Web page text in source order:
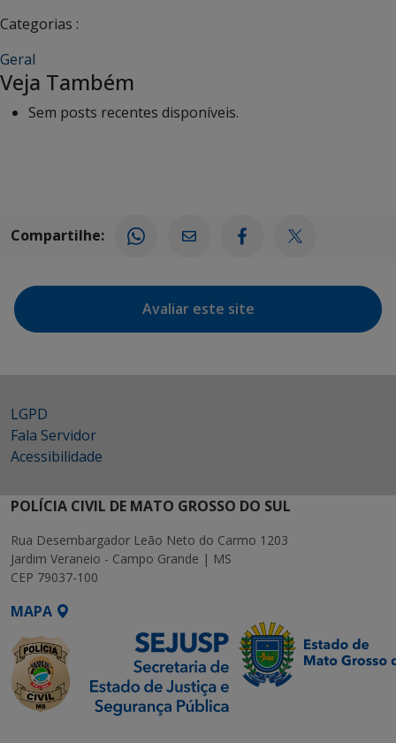
Categorias :
Geral
Veja Também
Sem posts recentes disponíveis.
Compartilhe:
Avaliar este site
LGPD
Fala Servidor
Acessibilidade
POLÍCIA CIVIL DE MATO GROSSO DO SUL
Rua Desembargador Leão Neto do Carmo 1203
Jardim Veraneio - Campo Grande | MS
CEP 79037-100
MAPA